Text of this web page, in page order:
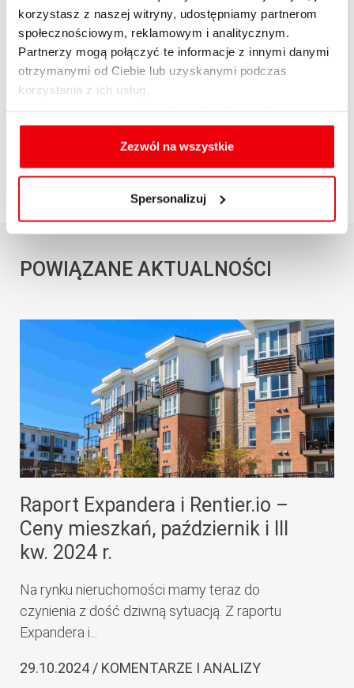
korzystasz z naszej witryny, udostępniamy partnerom
społecznościowym, reklamowym i analitycznym.
Partnerzy mogą połączyć te informacje z innymi danymi
otrzymanymi od Ciebie lub uzyskanymi podczas
korzystania z ich usług.
cookies, celu i sposobu korzystania z nich przez nas
oraz zmiany ustawień plików cookies a także ich
usuwania z przeglądarki internetowej, znajdują się
Zezwól na wszystkie
Spersonalizuj
dochodów.
OPUBLIKUJ ARTYKUŁ
POWIĄZANE AKTUALNOŚCI
Raport Expandera i Rentier.io –
Ceny mieszkań, październik i III
kw. 2024 r.
Na rynku nieruchomości mamy teraz do
czynienia z dość dziwną sytuacją. Z raportu
Expandera i...
29.10.2024 / KOMENTARZE I ANALIZY